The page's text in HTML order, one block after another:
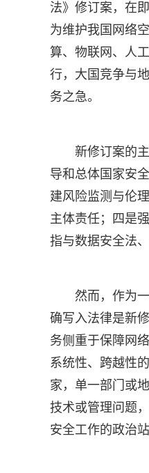
法》修订案，在
为维护我国网络
算、物联网、人
行，大国竞争与
务之急。
新修订案的
导和总体国家安
建风险监测与伦
主体责任；四是
指与数据安全法
然而，作为
确写入法律是新
务侧重于保障网
系统性、跨越性
家，单一部门或
技术或管理问题
安全工作的政治